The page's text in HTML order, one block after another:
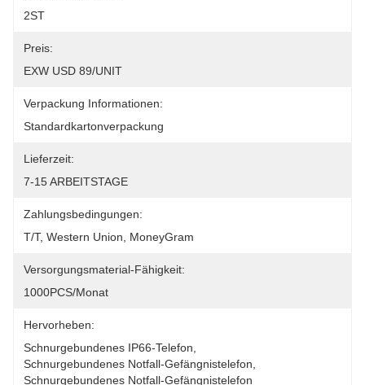
2ST
Preis:
EXW USD 89/UNIT
Verpackung Informationen:
Standardkartonverpackung
Lieferzeit:
7-15 ARBEITSTAGE
Zahlungsbedingungen:
T/T, Western Union, MoneyGram
Versorgungsmaterial-Fähigkeit:
1000PCS/Monat
Hervorheben:
Schnurgebundenes IP66-Telefon
Schnurgebundenes Notfall-Gefängnistelefon
Schnurgebundenes Notfall-Gefängnistelefon